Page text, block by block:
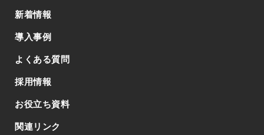
新着情報
導入事例
よくある質問
採用情報
お役立ち資料
関連リンク